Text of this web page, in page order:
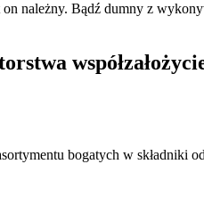
należny. Bądź dumny z
bogatych w składniki